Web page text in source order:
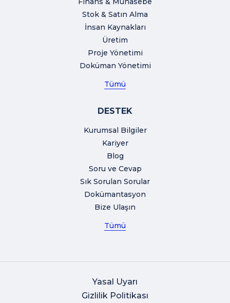
Stok & Satın Alma
İnsan Kaynakları
Üretim
Proje Yönetimi
Doküman Yönetimi
Tümü
DESTEK
Kurumsal Bilgiler
Kariyer
Blog
Soru ve Cevap
Sık Sorulan Sorular
Dokümantasyon
Bize Ulaşın
Tümü
Yasal Uyarı
Gizlilik Politikası